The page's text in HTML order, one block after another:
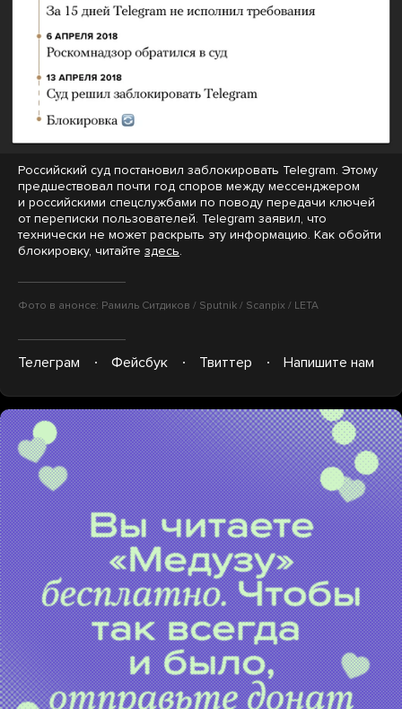
Российский суд постановил заблокировать Telegram. Этому
предшествовал почти год споров между мессенджером
и российскими спецслужбами по поводу передачи ключей
от переписки пользователей. Telegram заявил, что
технически не может раскрыть эту информацию. Как обойти
блокировку, читайте здесь.
Фото в анонсе: Рамиль Ситдиков / Sputnik / Scanpix / LETA
Телеграм Фейсбук Твиттер Напишите нам